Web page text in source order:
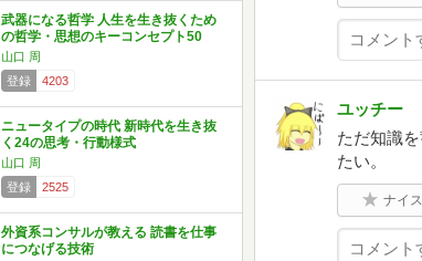
武器になる哲学 人生を生き抜くため
の哲学・思想のキーコンセプト50
山口 周
登録
4203
ニュータイプの時代 新時代を生き抜
く24の思考・行動様式
山口 周
登録
2525
外資系コンサルが教える 読書を仕事
につなげる技術
ユッチー
ただ知識
たい。
ナイス